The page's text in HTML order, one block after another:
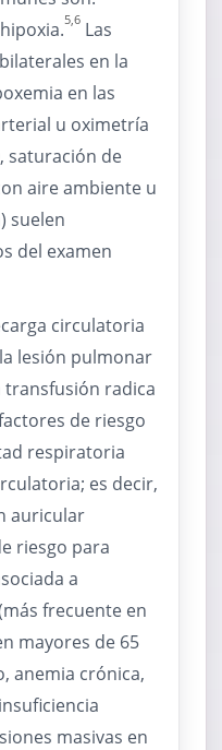
5,6 Las
en la
en las
u oximetría
saturación de
aire ambiente u
suelen
del examen
circulatoria
lesión pulmonar
transfusión radica
de riesgo
respiratoria
es decir,
auricular
riesgo para
a
frecuente en
mayores de 65
anemia crónica,
masivas en